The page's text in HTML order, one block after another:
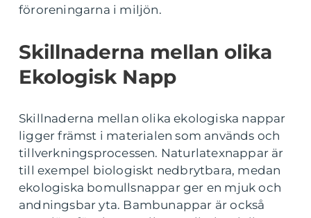
föroreningarna i miljön.
Skillnaderna mellan olika
Ekologisk Napp
Skillnaderna mellan olika ekologiska nappar
ligger främst i materialen som används och
tillverkningsprocessen. Naturlatexnappar är
till exempel biologiskt nedbrytbara, medan
ekologiska bomullsnappar ger en mjuk och
andningsbar yta. Bambunappar är också